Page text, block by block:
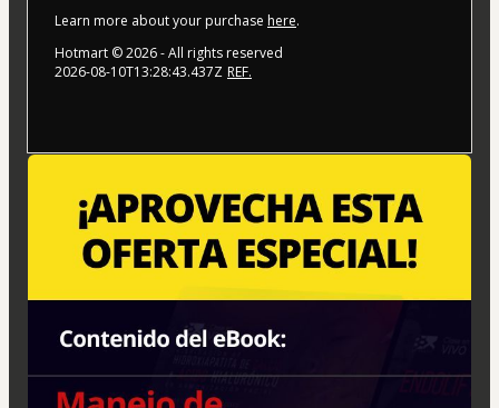
Learn more about your purchase here.
Hotmart ©2026- All rights reserved
2026-08-10T13:28:43.437Z REF.